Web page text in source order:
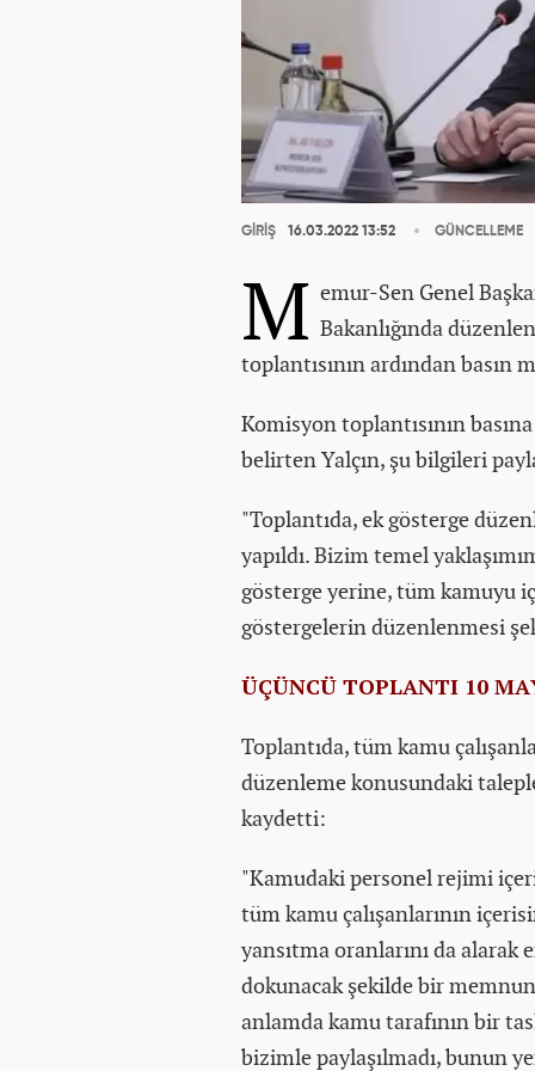
GİRİŞ 16.03.2022 13:52 GÜNCELLEME
M emur-Sen Genel
Bakanlığında
toplantısının ardından basın
Komisyon toplantısının
belirten Yalçın, şu bilgileri
"Toplantıda, ek gösterge
yapıldı. Bizim temel
gösterge yerine, tüm kamuyu
göstergelerin düzenlenmesi
ÜÇÜNCÜ TOPLANTI 10
Toplantıda, tüm kamu
düzenleme konusundaki
kaydetti:
"Kamudaki personel rejimi
tüm kamu çalışanlarının
yansıtma oranlarını da alarak
dokunacak şekilde bir
anlamda kamu tarafının bir
bizimle paylaşılmadı, bunun